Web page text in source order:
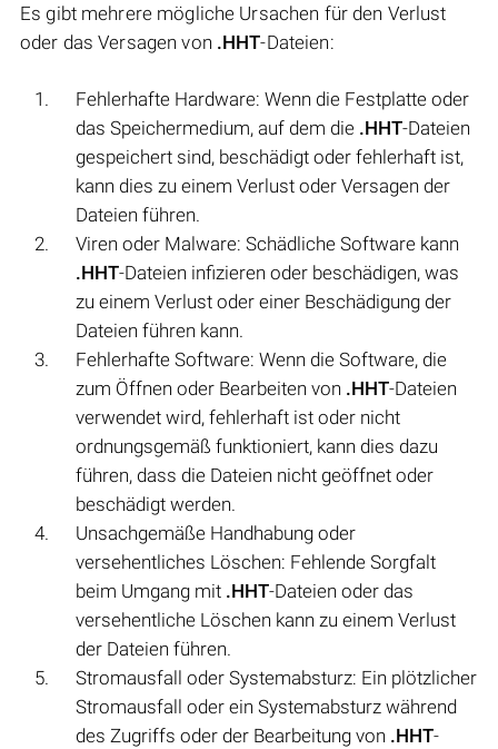
Es gibt mehrere mögliche Ursachen für den Verlust
oder das Versagen von .HHT-Dateien:
Fehlerhafte Hardware: Wenn die Festplatte oder
das Speichermedium, auf dem die .HHT-Dateien
gespeichert sind, beschädigt oder fehlerhaft ist,
kann dies zu einem Verlust oder Versagen der
Dateien führen.
Viren oder Malware: Schädliche Software kann
.HHT-Dateien infizieren oder beschädigen, was
zu einem Verlust oder einer Beschädigung der
Dateien führen kann.
Fehlerhafte Software: Wenn die Software, die
zum Öffnen oder Bearbeiten von .HHT-Dateien
verwendet wird, fehlerhaft ist oder nicht
ordnungsgemäß funktioniert, kann dies dazu
führen, dass die Dateien nicht geöffnet oder
beschädigt werden.
Unsachgemäße Handhabung oder
versehentliches Löschen: Fehlende Sorgfalt
beim Umgang mit .HHT-Dateien oder das
versehentliche Löschen kann zu einem Verlust
der Dateien führen.
Stromausfall oder Systemabsturz: Ein plötzlicher
Stromausfall oder ein Systemabsturz während
des Zugriffs oder der Bearbeitung von .HHT-